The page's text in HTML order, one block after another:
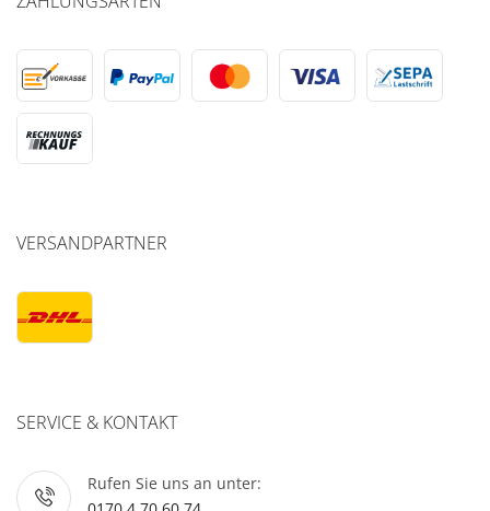
VERSANDPARTNER
SERVICE & KONTAKT
Rufen Sie uns an unter: